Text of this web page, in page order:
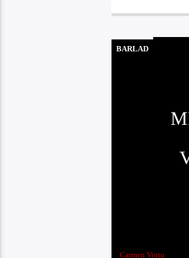
BARLAD
Carmen Vintu